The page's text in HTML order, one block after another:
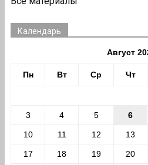
Календарь
Август
Пн Вт Ср Чт
3 4 5 6
10 11 12 13
17 18 19 20